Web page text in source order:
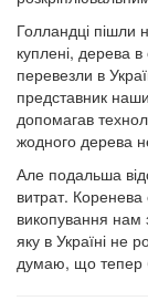
Голландці пішли
куплені, дерева
перевезли в
представник
допомагав
жодного дерева
Але подальша
витрат.
викопування нам
яку в Україні не
думаю, що тепер